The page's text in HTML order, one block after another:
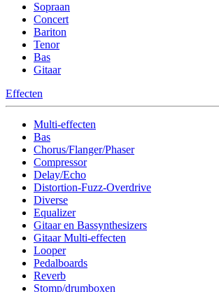
Sopraan
Concert
Bariton
Tenor
Bas
Gitaar
Effecten
Multi-effecten
Bas
Chorus/Flanger/Phaser
Compressor
Delay/Echo
Distortion-Fuzz-Overdrive
Diverse
Equalizer
Gitaar en Bassynthesizers
Gitaar Multi-effecten
Looper
Pedalboards
Reverb
Stomp/drumboxen